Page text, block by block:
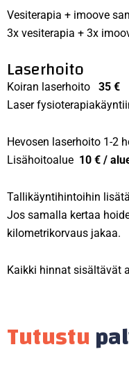
Vesiterapia + imoove
3x vesiterapia + 3x
Laserhoito
Koiran laserhoito 35 €
Laser
Hevosen laserhoito 1-2
Lisähoitoalue 10 € /
Tallikäyntihintoihin
Jos samalla kertaa
kilometrikorvaus jakaa.
Kaikki hinnat sisältävät
Tutustu